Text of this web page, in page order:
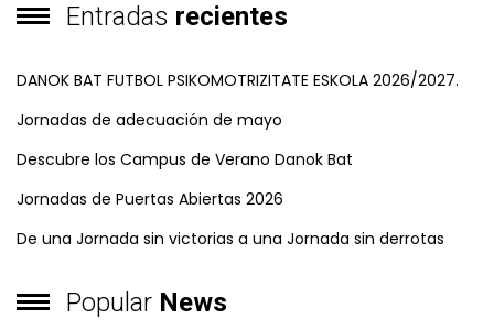
Entradas recientes
DANOK BAT FUTBOL PSIKOMOTRIZITATE ESKOLA 2026/2027.
Jornadas de adecuación de mayo
Descubre los Campus de Verano Danok Bat
Jornadas de Puertas Abiertas 2026
De una Jornada sin victorias a una Jornada sin derrotas
Popular News